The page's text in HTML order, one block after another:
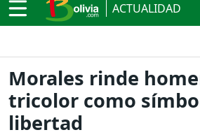
ACTUALIDAD
Morales rinde
tricolor como
libertad